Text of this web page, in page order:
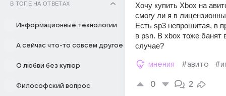
В ТОПЕ НА ОТВЕТАХ
Информационные технологии
А сейчас что-то совсем другое
О любви без купюр
Философский вопрос
Хочу купить Xbox на
смогу ли я в
Есть sp3 непрошитая, в
в psn. В xbox тоже банят
случае?
мнения #авито
0 2